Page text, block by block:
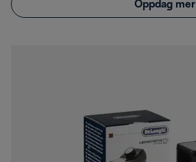
Oppdag mer